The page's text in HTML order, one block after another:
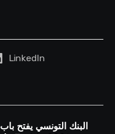
LinkedIn
البنك التونسي يفتح